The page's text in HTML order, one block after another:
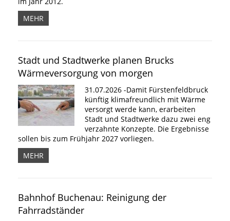
MEHR
Stadt und Stadtwerke planen Brucks
Wärmeversorgung von morgen
31.07.2026 -Damit Fürstenfeldbruck
künftig klimafreundlich mit Wärme
versorgt werde kann, erarbeiten
Stadt und Stadtwerke dazu zwei eng
verzahnte Konzepte. Die Ergebnisse
sollen bis zum Frühjahr 2027 vorliegen.
MEHR
Bahnhof Buchenau: Reinigung der
Fahrradständer